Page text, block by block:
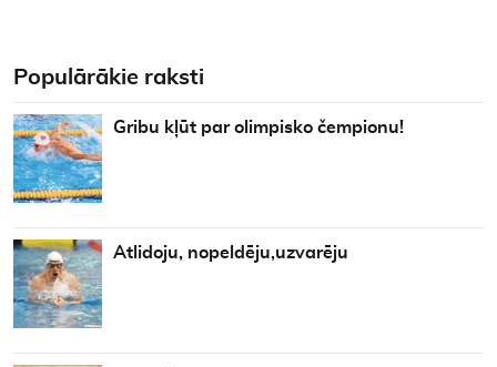
Populārākie raksti
Gribu kļūt par olimpisko čempionu!
Atlidoju, nopeldēju,uzvarēju